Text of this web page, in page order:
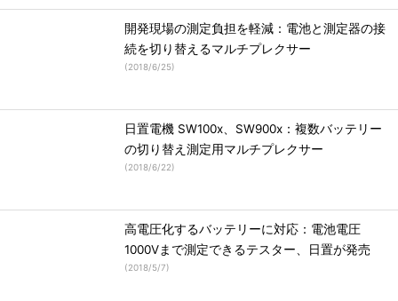
開発現場の測定負担を軽減：電池と測定器の接
続を切り替えるマルチプレクサー
(2018/6/25)
日置電機 SW100x、SW900x：複数バッテリー
の切り替え測定用マルチプレクサー
(2018/6/22)
高電圧化するバッテリーに対応：電池電圧
1000Vまで測定できるテスター、日置が発売
(2018/5/7)